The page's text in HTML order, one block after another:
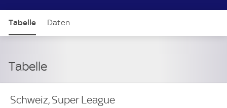
Tabelle Daten
Tabelle
Schweiz, Super League